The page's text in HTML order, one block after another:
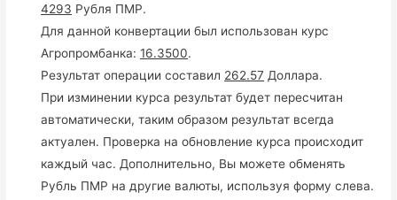
4293 Рубля ПМР.
Для данной конвертации был использован курс
Агропромбанка:16.3500.
Результат операции составил 262.57 Доллара.
При изминении курса результат будет пересчитан
автоматически, таким образом результат всегда
актуален. Проверка на обновление курса происходит
каждый час. Дополнительно, Вы можете обменять
Рубль ПМР на другие валюты, используя форму слева.